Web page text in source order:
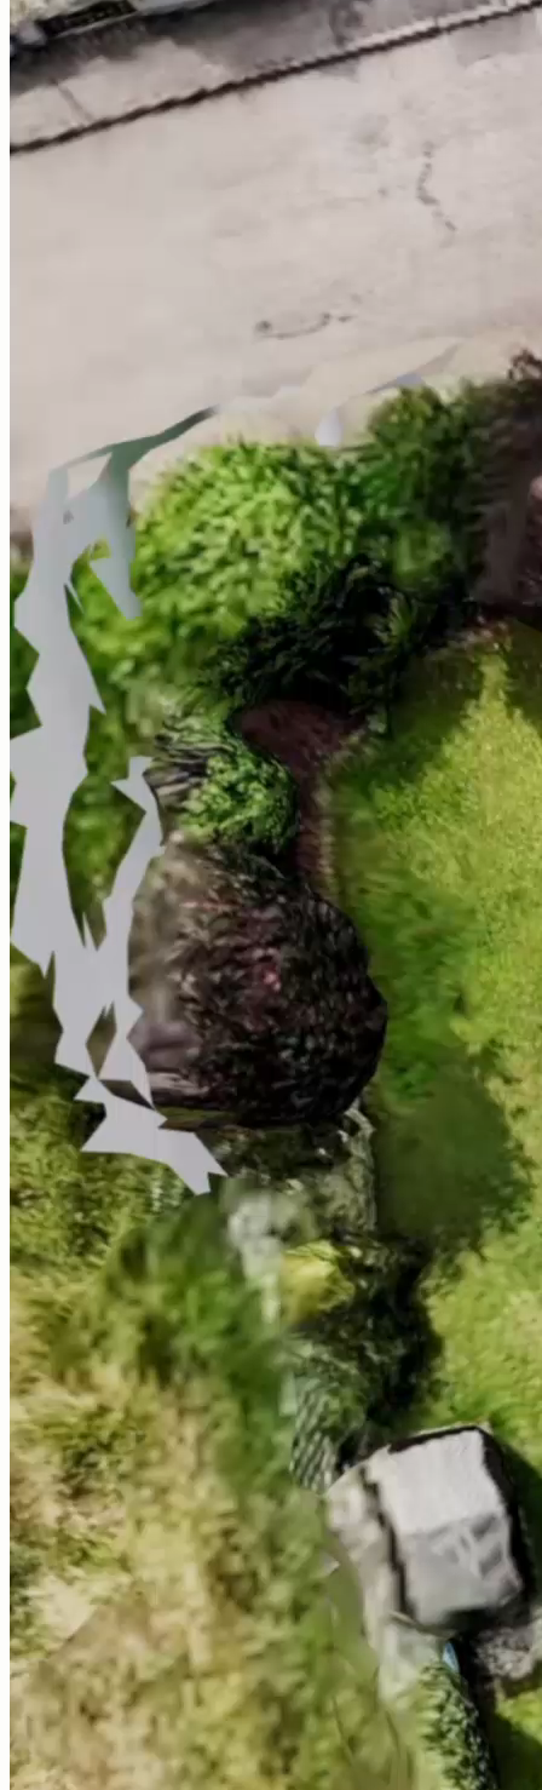
Warmtebelasting per kamer
Leg de gebouwgeometrie, isolatie en ramen vast en
bereken de warmtebelasting per kamer volgens DIN EN
Features
Conform DIN EN 12831
Gedetailleerde isolatieprofielen